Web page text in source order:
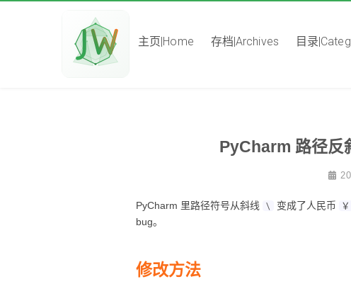
主页|Home 存档|Archives 目录
PyCharm 路径反
PyCharm 里路径符号从斜线 \ 变成了人民币 ￥
bug。
修改方法